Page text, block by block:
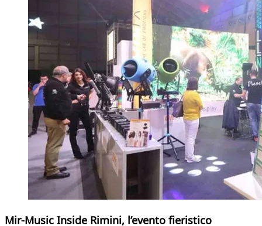
Mir-Music Inside Rimini, l’evento fieristico